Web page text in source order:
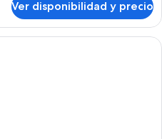
Ver disponibilidad y precio
Habitación de hotel con una mesa